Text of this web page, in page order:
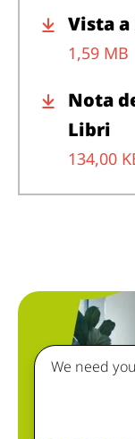
Vista a
1,59 MB
Nota
Libri
134,00
We need